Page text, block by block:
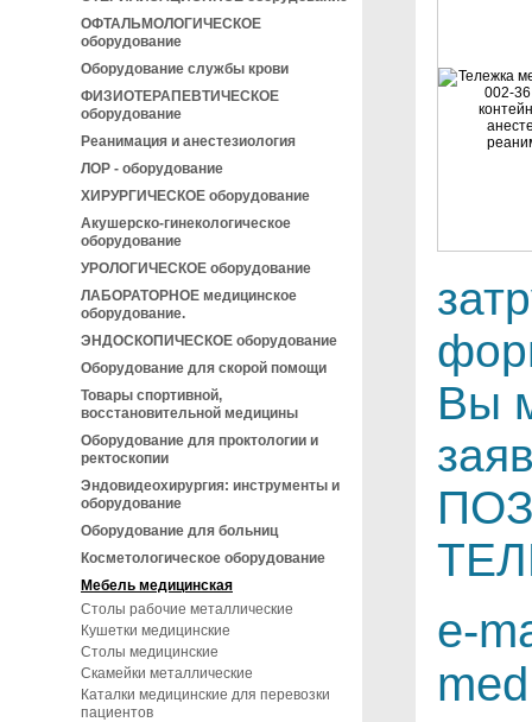
ОФТАЛЬМОЛОГИЧЕСКОЕ
оборудование
Оборудование службы крови
ФИЗИОТЕРАПЕВТИЧЕСКОЕ
оборудование
Реанимация и анестезиология
ЛОР - оборудование
ХИРУРГИЧЕСКОЕ оборудование
Акушерско-гинекологическое
оборудование
УРОЛОГИЧЕСКОЕ оборудование
ЛАБОРАТОРНОЕ медицинское
оборудование.
ЭНДОСКОПИЧЕСКОЕ оборудование
Оборудование для скорой помощи
Товары спортивной,
восстановительной медицины
Оборудование для проктологии и
ректоскопии
Эндовидеохирургия: инструменты и
оборудование
Оборудование для больниц
Косметологическое оборудование
Мебель медицинская
Столы рабочие металлические
Кушетки медицинские
Столы медицинские
Скамейки металлические
Каталки медицинские для перевозки
пациентов
Вы
e-